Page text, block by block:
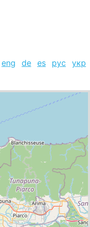
eng de es рус
укр